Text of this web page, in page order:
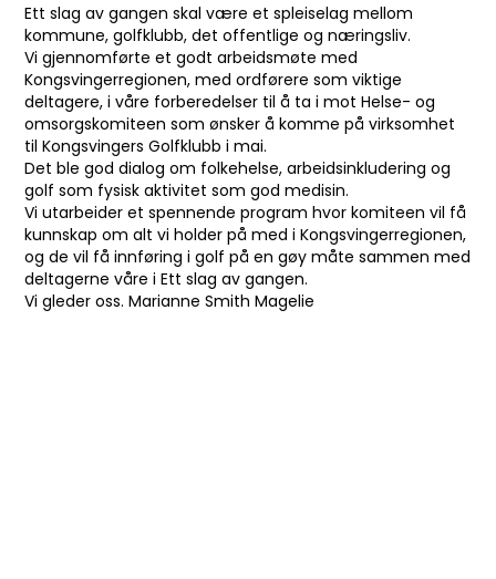
Ett slag av gangen skal være et spleiselag mellom
kommune, golfklubb, det offentlige og næringsliv.
Vi gjennomførte et godt arbeidsmøte med
Kongsvingerregionen, med ordførere som viktige
deltagere, i våre forberedelser til å ta i mot Helse- og
omsorgskomiteen som ønsker å komme på virksomhet
til Kongsvingers Golfklubb i mai.
Det ble god dialog om folkehelse, arbeidsinkludering og
golf som fysisk aktivitet som god medisin.
Vi utarbeider et spennende program hvor komiteen vil få
kunnskap om alt vi holder på med i Kongsvingerregionen,
og de vil få innføring i golf på en gøy måte sammen med
deltagerne våre i Ett slag av gangen.
Vi gleder oss. Marianne Smith Magelie